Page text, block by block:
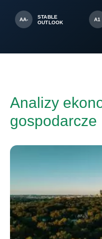
AA-
STABLE
OUTLOOK
A1
Analizy
gospodarcze